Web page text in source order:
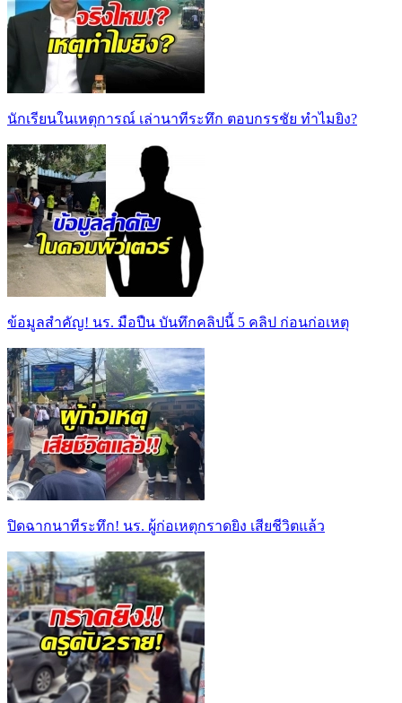
นักเรียนในเหตุการณ์ เล่านาทีระทึก ตอบกรรชัย ทำไมยิง?
ข้อมูลสำคัญ! นร. มือปืน บันทึกคลิปนี้ 5 คลิป ก่อนก่อเหตุ
ปิดฉากนาทีระทึก! นร. ผู้ก่อเหตุกราดยิง เสียชีวิตแล้ว